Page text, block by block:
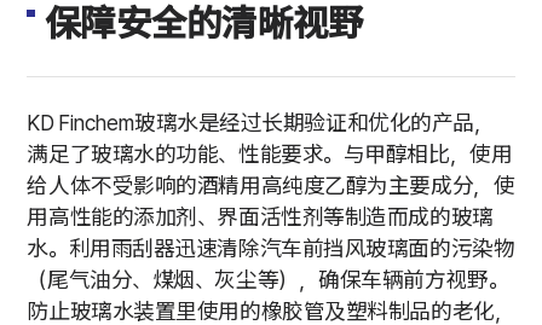
保障安全的清晰视野
KD Finchem玻璃水是经过长期验证和优化的产品，
满足了玻璃水的功能、性能要求。与甲醇相比，使用
给人体不受影响的酒精用高纯度乙醇为主要成分，使
用高性能的添加剂、界面活性剂等制造而成的玻璃
水。利用雨刮器迅速清除汽车前挡风玻璃面的污染物
（尾气油分、煤烟、灰尘等），确保车辆前方视野。
防止玻璃水装置里使用的橡胶管及塑料制品的老化，